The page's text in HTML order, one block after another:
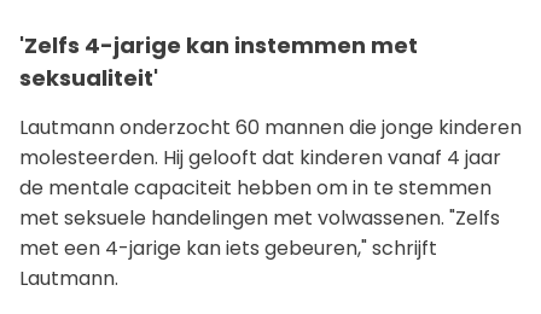
'Zelfs 4-jarige kan instemmen met
seksualiteit'
Lautmann onderzocht 60 mannen die jonge kinderen
molesteerden. Hij gelooft dat kinderen vanaf 4 jaar
de mentale capaciteit hebben om in te stemmen
met seksuele handelingen met volwassenen. "Zelfs
met een 4-jarige kan iets gebeuren," schrijft
Lautmann.